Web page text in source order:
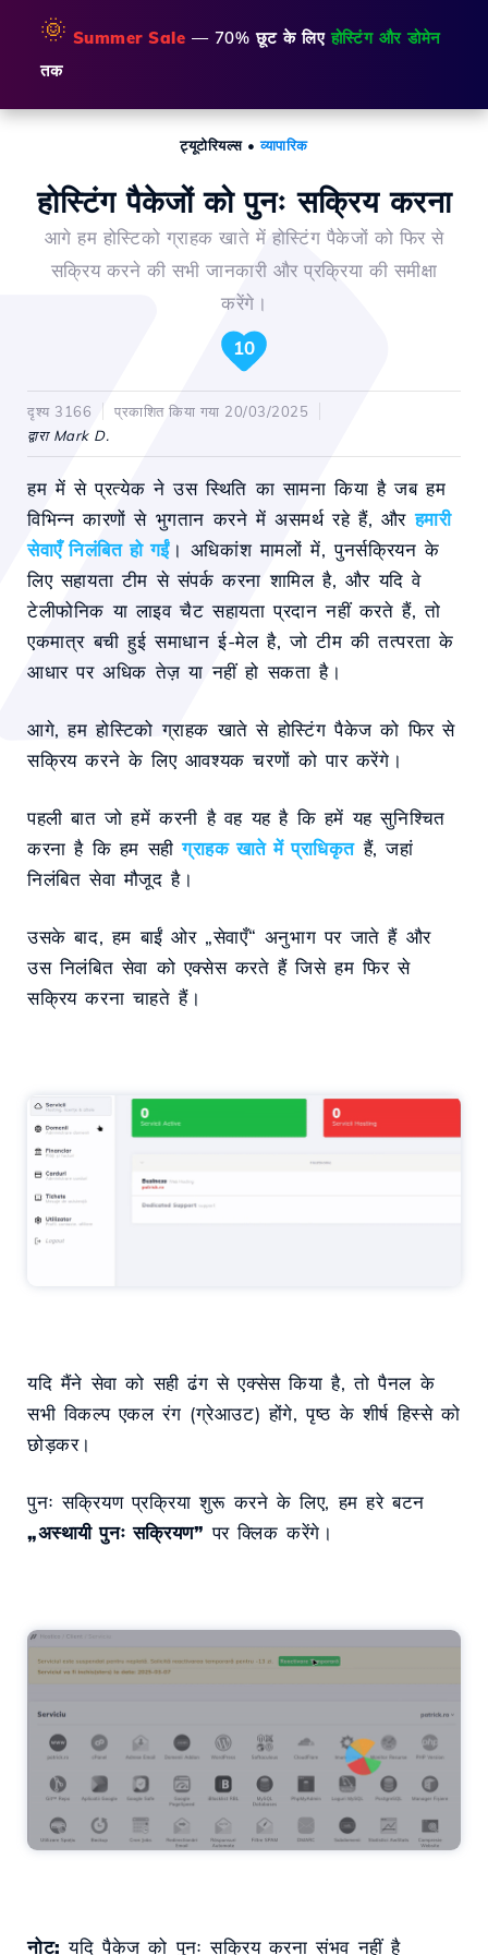
🌞 Summer Sale — 70% छूट के लिएहोस्टिंग और डोमेन
तक
ट्यूटोरियल्स•व्यापारिक
होस्टिंग पैकेजों को पुनः सक्रिय करना
आगे हम होस्टिको ग्राहक खाते में होस्टिंग पैकेजों को फिर से
सक्रिय करने की सभी जानकारी और प्रक्रिया की समीक्षा
करेंगे।
10
दृश्य 3166
प्रकाशित किया गया 20/03/2025
द्वारा Mark D.
हम में से प्रत्येक ने उस स्थिति का सामना किया है जब हम
विभिन्न कारणों से भुगतान करने में असमर्थ रहे हैं, औरहमारी
सेवाएँ निलंबित हो गईं। अधिकांश मामलों में, पुनर्सक्रियन के
लिए सहायता टीम से संपर्क करना शामिल है, और यदि वे
टेलीफोनिक या लाइव चैट सहायता प्रदान नहीं करते हैं, तो
एकमात्र बची हुई समाधान ई-मेल है, जो टीम की तत्परता के
आधार पर अधिक तेज़ या नहीं हो सकता है।
आगे, हम होस्टिको ग्राहक खाते से होस्टिंग पैकेज को फिर से
सक्रिय करने के लिए आवश्यक चरणों को पार करेंगे।
पहली बात जो हमें करनी है वह यह है कि हमें यह सुनिश्चित
करना है कि हम सहीग्राहक खाते में प्राधिकृतहैं, जहां
निलंबित सेवा मौजूद है।
उसके बाद, हम बाईं ओर „सेवाएँ“ अनुभाग पर जाते हैं और
उस निलंबित सेवा को एक्सेस करते हैं जिसे हम फिर से
सक्रिय करना चाहते हैं।
यदि मैंने सेवा को सही ढंग से एक्सेस किया है, तो पैनल के
सभी विकल्प एकल रंग (ग्रेआउट) होंगे, पृष्ठ के शीर्ष हिस्से को
छोड़कर।
पुनः सक्रियण प्रक्रिया शुरू करने के लिए, हम हरे बटन
„अस्थायी पुनः सक्रियण” पर क्लिक करेंगे।
नोट: यदि पैकेज को पुनः सक्रिय करना संभव नहीं है